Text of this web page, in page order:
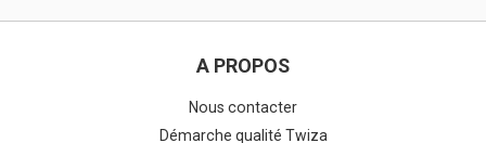
A PROPOS
Nous contacter
Démarche qualité Twiza